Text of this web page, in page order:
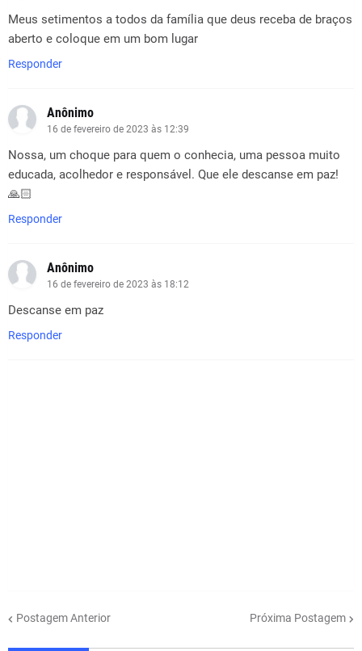
Meus setimentos a todos da família que deus receba de braços
aberto e coloque em um bom lugar
Responder
Anônimo
16 de fevereiro de 2023 às 12:39
Nossa, um choque para quem o conhecia, uma pessoa muito
educada, acolhedor e responsável. Que ele descanse em paz!
🙏🏻
Responder
Anônimo
16 de fevereiro de 2023 às 18:12
Descanse em paz
Responder
Postagem Anterior Próxima Postagem